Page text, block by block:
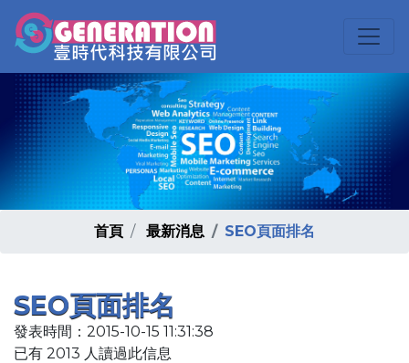
首頁 最新消息 SEO頁面排名
SEO頁面排名
發表時間：2015-10-15 11:31:38
已有 2013 人讀過此信息